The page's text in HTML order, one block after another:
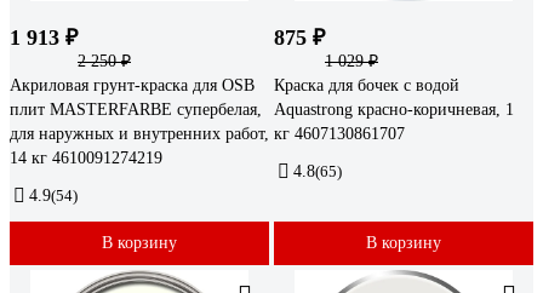
1 913 ₽
2 250 ₽
Акриловая грунт-краска для OSB
плит MASTERFARBE супербелая,
для наружных и внутренних работ,
14 кг 4610091274219
4.9(54)
В корзину
875 ₽
1 029 ₽
Краска для бочек с водой
Aquastrong красно-коричневая, 1
кг 4607130861707
4.8(65)
В корзину